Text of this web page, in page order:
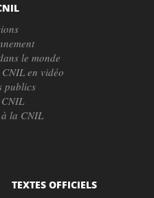
le monde
en vidéo
publics
la CNIL
TEXTES OFFICIELS